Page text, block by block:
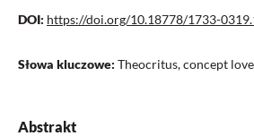
DOI: https://doi.org/10.18778/1733-
Słowa kluczowe: Theocritus, concept
Abstrakt